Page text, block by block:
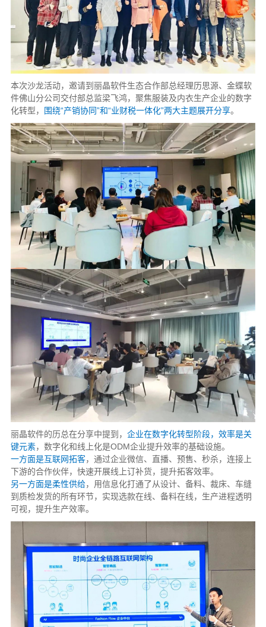
本次沙龙活动，邀请到丽晶软件生态合作部总经理历思源、金蝶软
件佛山分公司交付部总监梁飞鸿，聚焦服装及内衣生产企业的数字
化转型，
围绕“产销协同”和“业财税一体化”两大主题展开分享。
丽晶软件的历总在分享中提到， 企业在数字化转型阶段，效率是关
键元素，数字化和线上化是ODM企业提升效率的基础设施。
一方面是互联网拓客，通过企业微信、直播、预售、秒杀，连接上
下游的合作伙伴，快速开展线上订补货，提升拓客效率。
另一方面是柔性供给，用信息化打通了从设计、备料、裁床、车缝
到质检发货的所有环节，实现选款在线、备料在线，生产进程透明
可视，提升生产效率。